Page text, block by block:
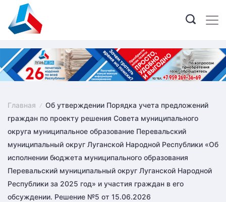
content
Главная
Об утверждении Порядка учета предложений
граждан по проекту решения Совета муниципального
округа муниципальное образование Перевальский
муниципальный округ Луганской Народной Республики «Об
исполнении бюджета муниципального образования
Перевальский муниципальный округ Луганской Народной
Республики за 2025 год» и участия граждан в его
обсуждении. Решение №5 от 15.06.2026